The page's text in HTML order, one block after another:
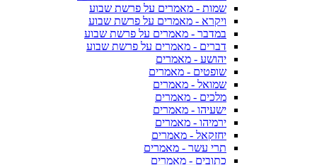
שמות - מאמרים על פרשת שבוע
ויקרא - מאמרים על פרשת שבוע
במדבר - מאמרים על פרשת שבוע
דברים - מאמרים על פרשת שבוע
יהושע - מאמרים
שופטים - מאמרים
שמואל - מאמרים
מלכים - מאמרים
ישעיהו - מאמרים
ירמיהו - מאמרים
יחזקאל - מאמרים
תרי עשר - מאמרים
כתובים - מאמרים